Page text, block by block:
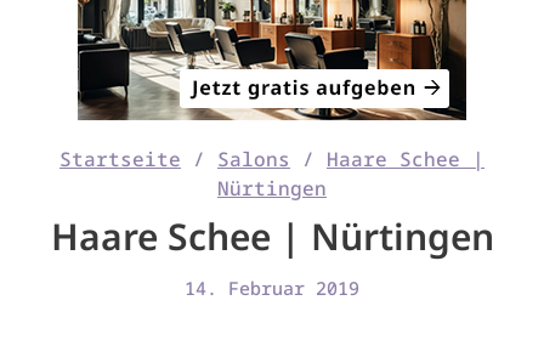
Startseite / Salons / Haare Schee |
Nürtingen
Haare Schee | Nürtingen
14. Februar 2019